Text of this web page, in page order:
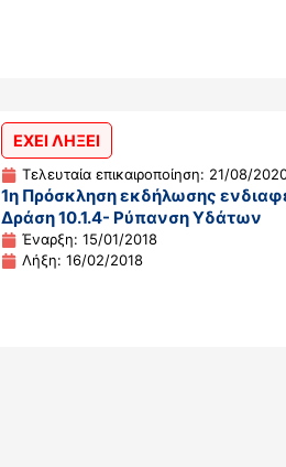
ΕΧΕΙ ΛΗΞΕΙ
Τελευταία επικαιροποίηση: 21/08/
1η Πρόσκληση εκδήλωσης
Δράση 10.1.4- Ρύπανση Υδάτων
Έναρξη: 15/01/2018
Λήξη: 16/02/2018